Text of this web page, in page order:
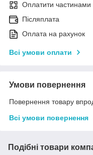
Оплатити частинами
Післяплата
Оплата на рахунок
Всі умови оплати
Умови повернення
Повернення товару
Всі умови повернення
Подібні товари